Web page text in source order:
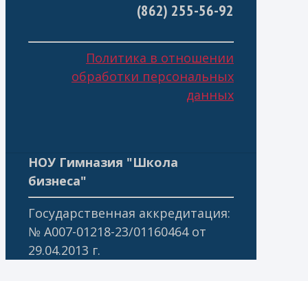
(862) 255-56-92
Политика в отношении
обработки персональных
данных
НОУ Гимназия "Школа
бизнеса"
Государственная аккредитация:
№ А007-01218-23/01160464 от
29.04.2013 г.